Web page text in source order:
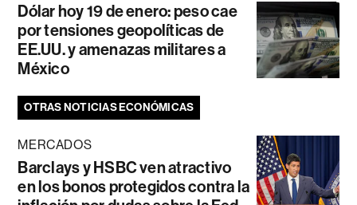
Dólar hoy 19 de enero: peso cae
por tensiones geopolíticas de
EE.UU. y amenazas militares a
México
OTRAS NOTICIAS ECONÓMICAS
MERCADOS
Barclays y HSBC ven atractivo
en los bonos protegidos contra la